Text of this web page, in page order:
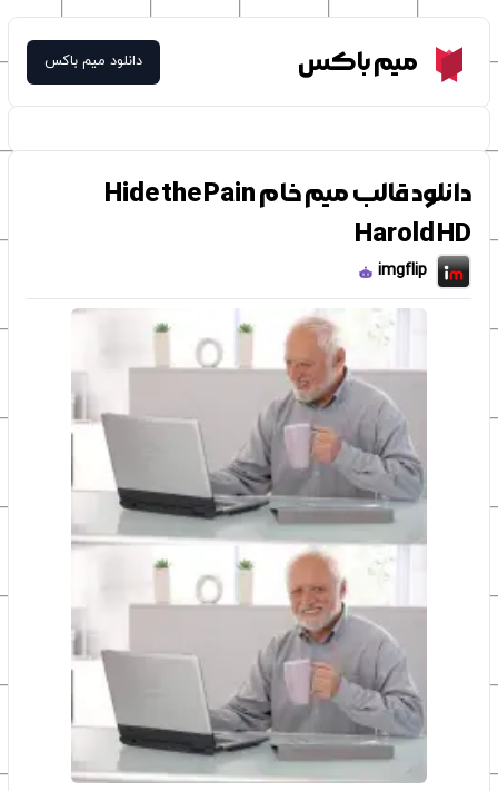
Meme Boxمیم باکس دانلود میم باکس
دانلود قالب میم خام Hide the Pain
Harold HD
imgflip